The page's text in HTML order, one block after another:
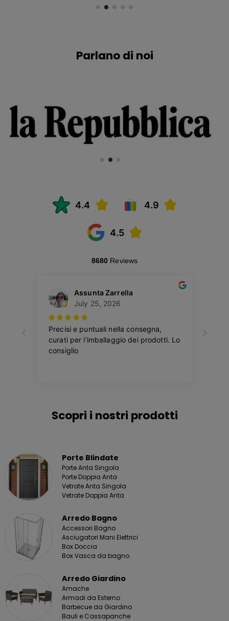
Parlano di noi
Scopri i nostri prodotti
Porte Blindate
Porte Anta Singola
Porte Doppia Anta
Vetrate Anta Singola
Vetrate Doppia Anta
Arredo Bagno
Accessori Bagno
Asciugatori Mani Elettrici
Box Doccia
Box Vasca da bagno
Arredo Giardino
Amache
Armadi da Esterno
Barbecue da Giardino
Bauli e Cassapanche